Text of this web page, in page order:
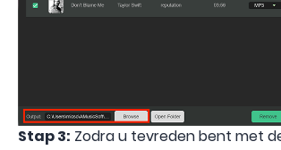
Stap 3: Zodra u tevreden bent met